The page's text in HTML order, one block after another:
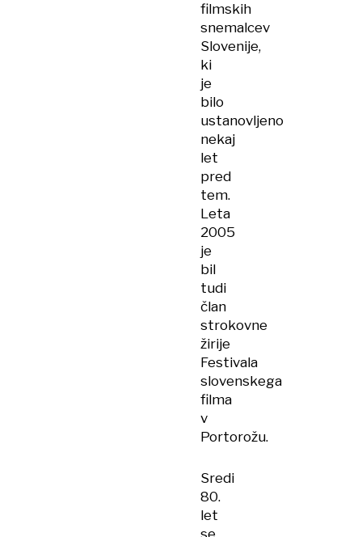
filmskih
snemalcev
Slovenije,
ki
je
bilo
ustanovljeno
nekaj
let
pred
tem.
Leta
2005
je
bil
tudi
član
strokovne
žirije
Festivala
slovenskega
filma
v
Portorožu.
Sredi
80.
let